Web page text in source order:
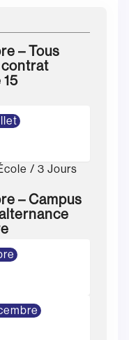
– Tous
contrat
/ 3 Jours
– Campus